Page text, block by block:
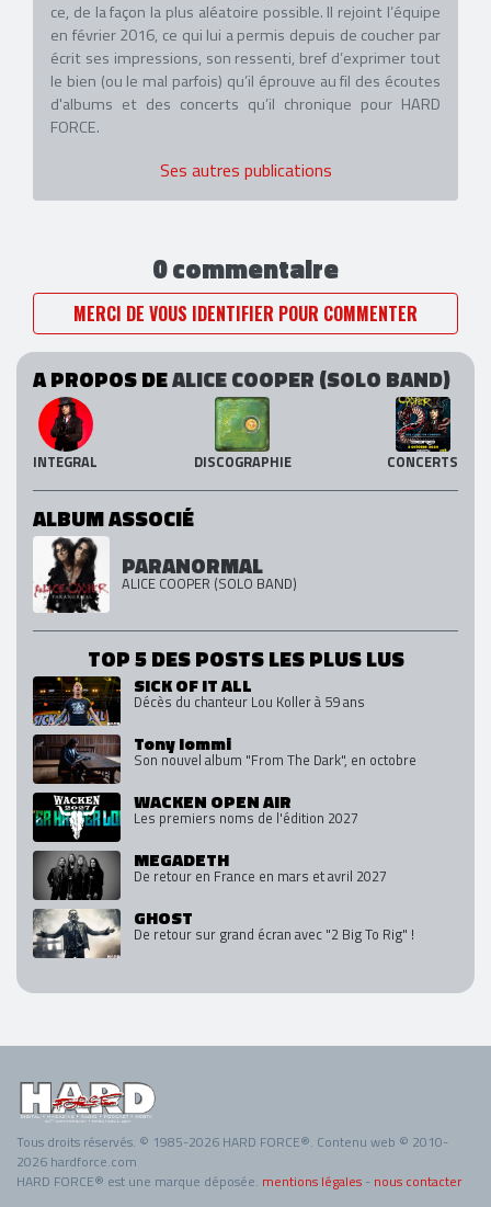
ce, de la façon la plus aléatoire possible. Il rejoint l’équipe
en février 2016, ce qui lui a permis depuis de coucher par
écrit ses impressions, son ressenti, bref d’exprimer tout
le bien (ou le mal parfois) qu’il éprouve au fil des écoutes
d'albums et des concerts qu’il chronique pour HARD
FORCE.
Ses autres publications
0 commentaire
MERCI DE VOUS IDENTIFIER POUR COMMENTER
A PROPOS DEALICE COOPER (SOLO BAND)
INTEGRAL DISCOGRAPHIE CONCERTS
ALBUM ASSOCIÉ
PARANORMAL
ALICE COOPER (SOLO BAND)
TOP 5 DES POSTS LES PLUS LUS
SICK OF IT ALL
Décès du chanteur Lou Koller à 59 ans
Tony Iommi
Son nouvel album "From The Dark", en octobre
WACKEN OPEN AIR
Les premiers noms de l'édition 2027
MEGADETH
De retour en France en mars et avril 2027
GHOST
De retour sur grand écran avec "2 Big To Rig" !
Tous droits réservés. © 1985-2026 HARD FORCE®. Contenu web © 2010-
2026 hardforce.com
HARD FORCE® est une marque déposée. mentions légales - nous contacter